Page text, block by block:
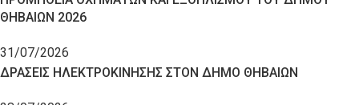
ΘΗΒΑΙΩΝ 2026
31/07/2026
ΔΡΑΣΕΙΣ ΗΛΕΚΤΡΟΚΙΝΗΣΗΣ ΣΤΟΝ ΔΗΜΟ ΘΗΒΑΙΩΝ